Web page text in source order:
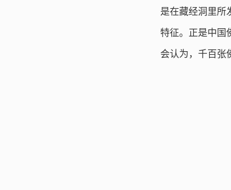
是在藏经洞里所
特征。正是中国
会认为，千百张